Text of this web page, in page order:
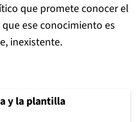
que promete conocer el
ese conocimiento es
inexistente.
y la plantilla